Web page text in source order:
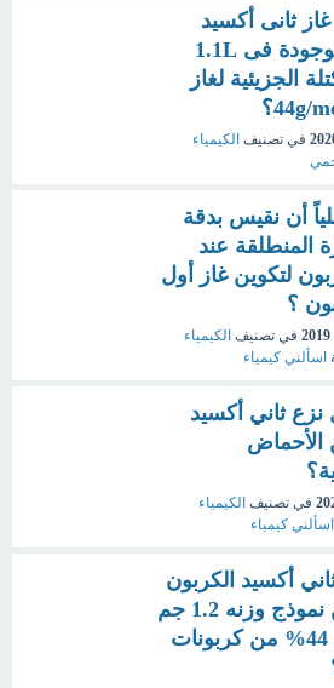
ثانى أكسيد
الكربون الموجودة فى 1.1L
الجزيئية لغاز
في تصنيف الكيمياء
أن نقيس بدقة
المنطلقة عند
لتكوين غاز أول
؟
في تصنيف الكيمياء
اسألني كيمياء
ثاني أكسيد
الأحماض
في تصنيف الكيمياء
اسألني كيمياء
أكسيد الكربون
المتحرر من نموذج وزنه 1.2 جم
يحتوي على 44% من كربونات